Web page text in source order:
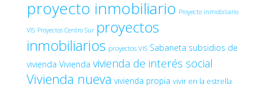
proyecto inmobiliario Proyecto inmobiliario
VIS Proyectos Centro Sur proyectos
inmobiliarios proyectos VIS Sabaneta subsidios de
vivienda Vivienda vivienda de interés social
Vivienda nueva vivienda propia vivir en la estrella